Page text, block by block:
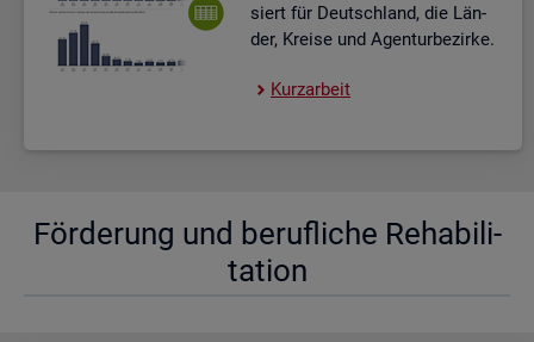
siert für Deutsch­land, die Län­
der, Krei­se und Agen­tur­be­zir­ke.
Kurz­ar­beit
För­de­rung und be­ruf­li­che Re­ha­bi­li­
ta­ti­on